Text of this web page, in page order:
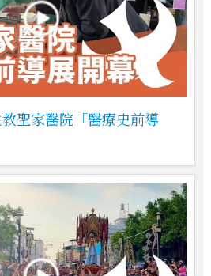
教聖家醫院「醫療史前導